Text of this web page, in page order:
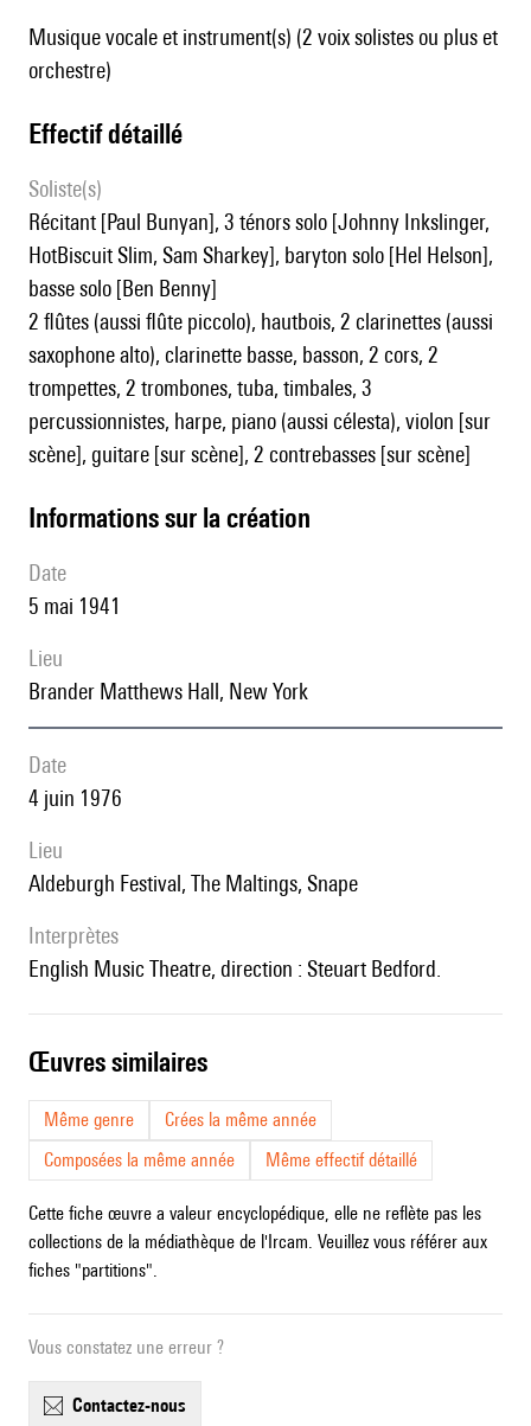
Musique vocale et instrument(s) (2 voix solistes ou plus et
orchestre)
effectif détaillé
Soliste(s)
récitant [Paul Bunyan], 3 ténors solo [Johnny Inkslinger,
HotBiscuit Slim, Sam Sharkey], baryton solo [Hel Helson],
basse solo [Ben Benny]
2 flûtes (aussi flûte piccolo), hautbois, 2 clarinettes (aussi
saxophone alto), clarinette basse, basson, 2 cors, 2
trompettes, 2 trombones, tuba, timbales, 3
percussionnistes, harpe, piano (aussi célesta), violon [sur
scène], guitare [sur scène], 2 contrebasses [sur scène]
informations sur la création
date
5 mai 1941
lieu
Brander Matthews Hall, New York
date
4 juin 1976
lieu
Aldeburgh Festival, The Maltings, Snape
interprètes
English Music Theatre, direction : Steuart Bedford.
œuvres similaires
Même genre
Crées la même année
Composées la même année
Même effectif détaillé
Cette fiche œuvre a valeur encyclopédique, elle ne reflète pas les
collections de la médiathèque de l'Ircam. Veuillez vous référer aux
fiches "partitions".
Vous constatez une erreur ?
contactez-nous